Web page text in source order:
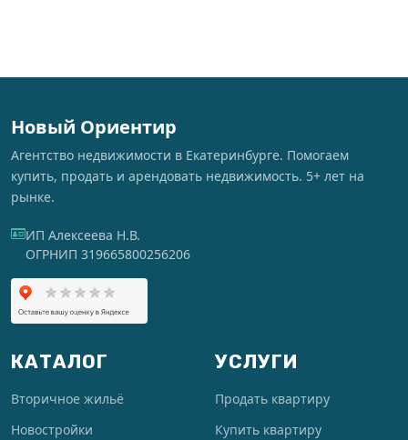
Новый Ориентир
Агентство недвижимости в Екатеринбурге. Помогаем
купить, продать и арендовать недвижимость. 5+ лет на
рынке.
ИП Алексеева Н.В.
ОГРНИП 319665800256206
КАТАЛОГ
Вторичное жильё
Новостройки
УСЛУГИ
Продать квартиру
Купить квартиру